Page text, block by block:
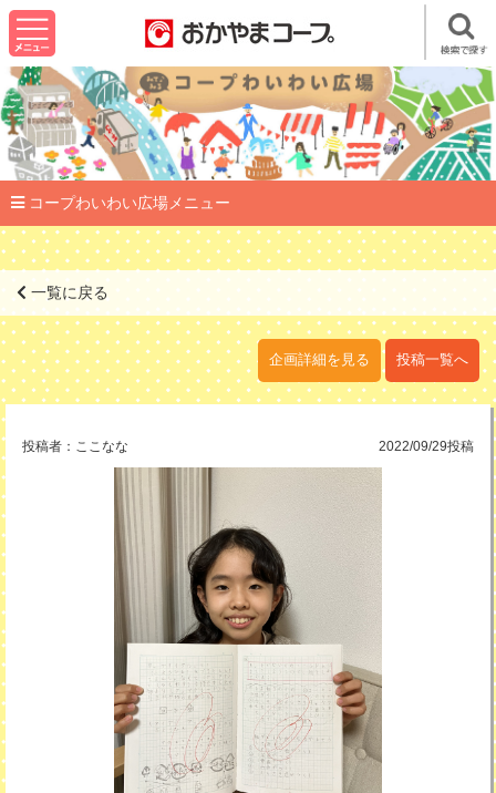
コープわいわい広場メニュー
一覧に戻る
企画詳細を見る 投稿一覧へ
投稿者： ここなな 2022/09/29投稿